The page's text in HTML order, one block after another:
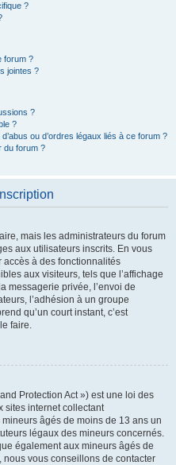
?
forum ?
jointes ?
?
?
ou d’ordres légaux liés à ce forum ?
du forum ?
mais les administrateurs du forum
aux utilisateurs inscrits. En vous
à des fonctionnalités
aux visiteurs, tels que l’affichage
messagerie privée, l’envoi de
l’adhésion à un groupe
qu’un court instant, c’est
faire.
Protection Act ») est une loi des
sites internet collectant
âgés de moins de 13 ans un
légaux des mineurs concernés.
également aux mineurs âgés de
nous vous conseillons de contacter